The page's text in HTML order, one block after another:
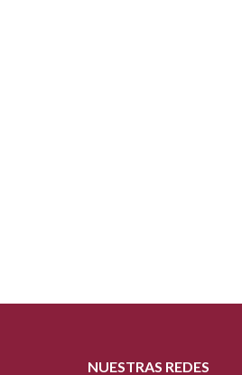
NUESTRAS REDES